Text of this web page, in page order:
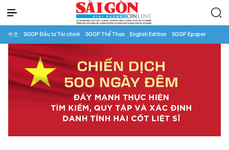
中文 SGGP Đầu tư Tài chính SGGP Thể Thao English Edition SGGP Epaper